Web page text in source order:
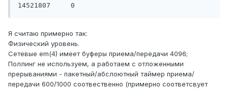
14521807     0
Я считаю примерно так:
Физический уровень.
Сетевые еm(4) имеет буферы приема/передачи 4096;
Поллинг не используем, а работаем с отложенными
прерываниями - пакетный/абслоютный таймер приема/
передачи 600/1000 соотвественно (примерно соответсвует